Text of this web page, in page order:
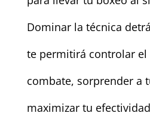
Dominar la técnica
te permitirá controlar
combate, sorprender a
maximizar tu